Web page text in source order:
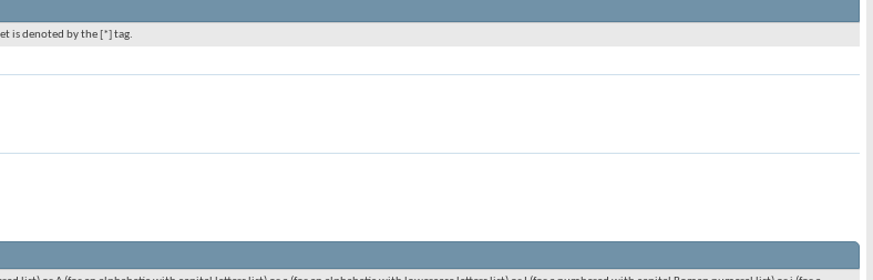
is denoted by the [*] tag.